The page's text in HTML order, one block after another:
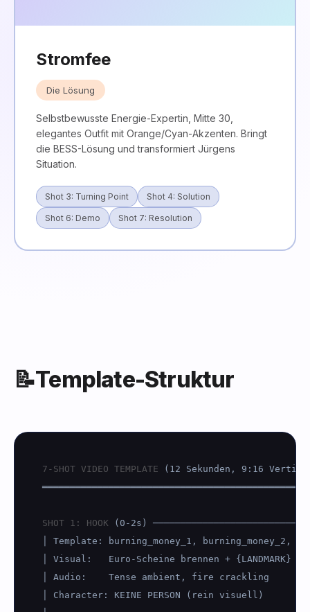
Stromfee
Die Lösung
Selbstbewusste Energie-Expertin, Mitte 30,
elegantes Outfit mit Orange/Cyan-Akzenten. Bringt
die BESS-Lösung und transformiert Jürgens
Situation.
Shot 3: Turning Point Shot 4: Solution
Shot 6: Demo Shot 7: Resolution
📝Template-Struktur
7-SHOT VIDEO TEMPLATE (12 Sekunden, 9:16
SHOT 1: HOOK (0-2s)
│ Template: burning_money_1, burning_money_2,
│ Visual:   Euro-Scheine brennen + {LANDMARK} +
│ Audio:    Tense ambient, fire crackling
│ Character: KEINE PERSON (rein visuell)